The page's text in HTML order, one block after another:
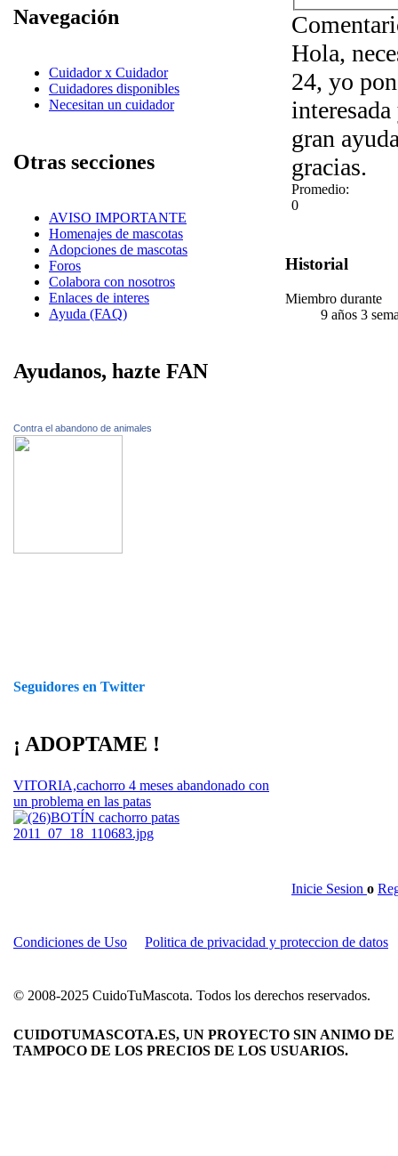
Navegación
Cuidador x Cuidador
Cuidadores disponibles
Necesitan un cuidador
Otras secciones
AVISO IMPORTANTE
Homenajes de mascotas
Adopciones de mascotas
Foros
Colabora con nosotros
Enlaces de interes
Ayuda (FAQ)
Ayudanos, hazte FAN
Contra el abandono de animales
Seguidores en Twitter
¡ ADOPTAME !
VITORIA,cachorro 4 meses abandonado con
un problema en las patas
Hola,
24, yo
gran
gracias.
Promedio:
0
Historial
Miembro durante
9 años 3
Inicie Sesion o
Condiciones de Uso Politica de privacidad y proteccion de datos
© 2008-2025 CuidoTuMascota. Todos los derechos reservados.
CUIDOTUMASCOTA.ES, UN PROYECTO SIN ANIMO
TAMPOCO DE LOS PRECIOS DE LOS USUARIOS.